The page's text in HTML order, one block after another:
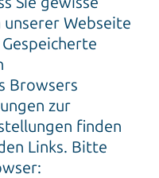
Webseite
Browsers
zur
finden
Links. Bitte